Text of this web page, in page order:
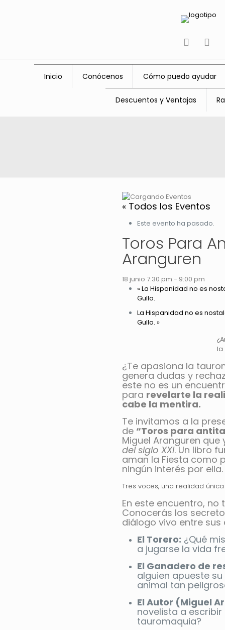
tiktok
Inicio Conócenos Cómo puedo ayudar
Descuentos y Ventajas
« Todos los Eventos
Este evento ha pasado.
Toros Para
Aranguren
18 junio 7:30 pm - 9:00 pm
« La Hispanidad no es
Gullo.
La Hispanidad no es
Gullo. »
la
¿Te apasiona la
genera dudas y
este no es un
para revelarte la
cabe la mentira.
Te invitamos a la
de “Toros para
Miguel Aranguren
del siglo XXI. Un libro
aman la Fiesta como
ningún interés por ella.
Tres voces, una realidad única
En este encuentro,
Conocerás los
diálogo vivo entre
El Torero: ¿Qué
a jugarse la vida
El Ganadero de
alguien apueste
animal tan
El Autor (Miguel
novelista a
tauromaquia?